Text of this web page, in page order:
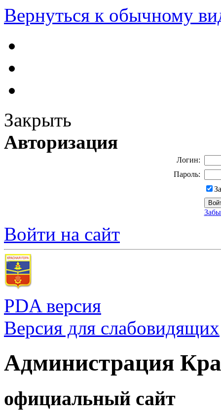
Вернуться к обычному
Закрыть
Авторизация
Логин:
Пароль:
Войти на сайт
PDA версия
Версия для слабовидящих
Администрация
официальный сайт